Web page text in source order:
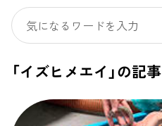
「イズヒメエイ」の記事